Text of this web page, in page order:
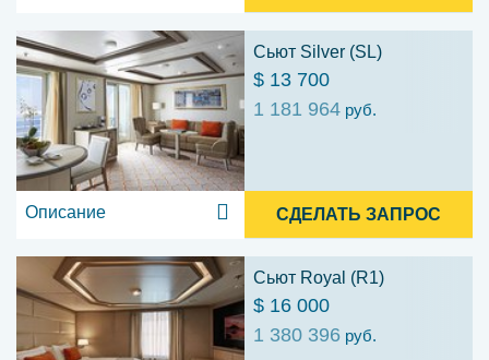
Сьют Silver (SL)
$ 13 700
1 181 964 руб.
Описание СДЕЛАТЬ ЗАПРОС
Сьют Royal (R1)
$ 16 000
1 380 396 руб.